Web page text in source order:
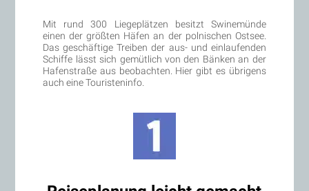
Mit rund 300 Liegeplätzen besitzt Swinemünde
einen der größten Häfen an der polnischen Ostsee.
Das geschäftige Treiben der aus- und einlaufenden
Schiffe lässt sich gemütlich von den Bänken an der
Hafenstraße aus beobachten. Hier gibt es übrigens
auch eine Touristeninfo.